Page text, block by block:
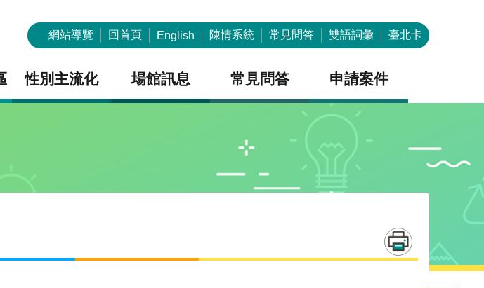
網站導覽 回首頁 English 陳情系統 常見問答 雙語詞彙 臺北卡
性別主流化 場館訊息 常見問答 申請案件